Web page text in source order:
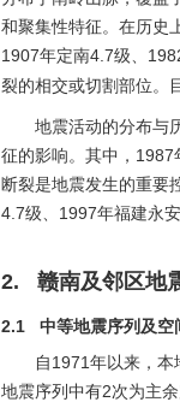
和聚集性特征。在历史
1907年定南4.7级、
裂的相交或切割部位。
地震活动的分布与
征的影响。其中，
断裂是地震发生的重要
4.7级、1997年福建永
2. 赣南及邻区地
2.1 中等地震序列及空
自1971年以来，
地震序列中有2次为主